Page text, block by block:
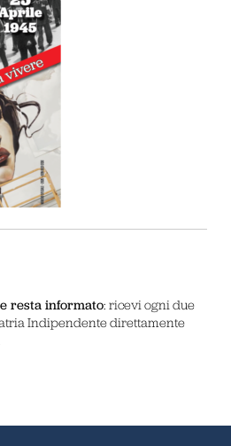
resta informato: ricevi ogni due
Indipendente direttamente